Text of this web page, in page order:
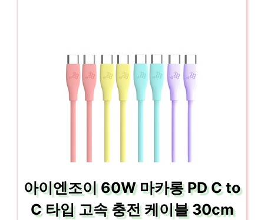
아이엔조이 60W 마카롱 PD C to
C 타입 고속 충전 케이블 30cm